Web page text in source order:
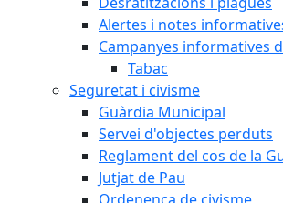
Alertes i notes
Campanyes informatives
Tabac
Seguretat i civisme
Guàrdia Municipal
Servei d'objectes perduts
Reglament del cos de la
Jutjat de Pau